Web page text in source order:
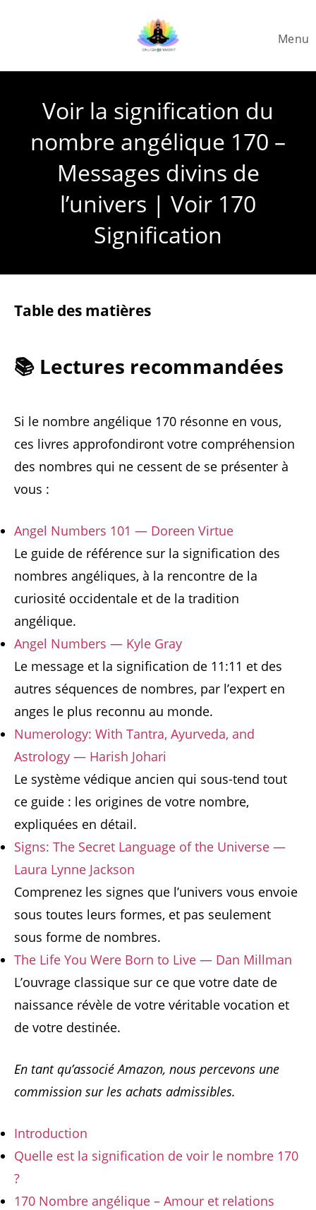
Menu
Voir la signification du
nombre angélique 170 –
Messages divins de
l’univers | Voir 170
Signification
Table des matières
📚 Lectures recommandées
Si le nombre angélique 170 résonne en vous,
ces livres approfondiront votre compréhension
des nombres qui ne cessent de se présenter à
vous :
Angel Numbers 101 — Doreen Virtue
Le guide de référence sur la signification des
nombres angéliques, à la rencontre de la
curiosité occidentale et de la tradition
angélique.
Angel Numbers — Kyle Gray
Le message et la signification de 11:11 et des
autres séquences de nombres, par l’expert en
anges le plus reconnu au monde.
Numerology: With Tantra, Ayurveda, and
Astrology — Harish Johari
Le système védique ancien qui sous-tend tout
ce guide : les origines de votre nombre,
expliquées en détail.
Signs: The Secret Language of the Universe —
Laura Lynne Jackson
Comprenez les signes que l’univers vous envoie
sous toutes leurs formes, et pas seulement
sous forme de nombres.
The Life You Were Born to Live — Dan Millman
L’ouvrage classique sur ce que votre date de
naissance révèle de votre véritable vocation et
de votre destinée.
En tant qu’associé Amazon, nous percevons une
commission sur les achats admissibles.
Introduction
Quelle est la signification de voir le nombre 170
?
170 Nombre angélique – Amour et relations